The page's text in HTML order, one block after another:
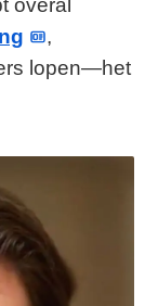
overal
,
lopen—het